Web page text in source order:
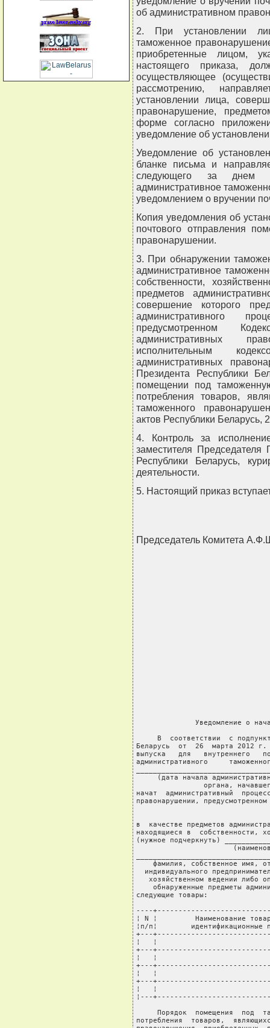
об административном
2. При установлении
таможенное
приобретенные лицом,
настоящего приказа,
осуществляющее
рассмотрению,
установлении лица,
правонарушение,
форме согласно
уведомление об
Уведомление об
бланке письма и
следующего за днем
административное
уведомлением о вручении
Копия уведомления об
почтового отправления
правонарушении.
3. При обнаружении
административное
собственности,
предметов
совершение которого
административного
предусмотренном
административных
исполнительным
административных
Президента Республики
помещении под
потребления товаров,
таможенного
актов Республики Беларусь,
4. Контроль за
заместителя Председателя
Республики Беларусь,
деятельности.
5. Настоящий приказ
Председатель Комитета
Уведомление о
В  соответствии  с
Беларусь  от  26  марта 2012 г.
выпуска   для   внутреннего
административного
(дата начала
органа,
начат  административный
правонарушении, предусмотренном
в  качестве предметов
находящиеся в  собственности,
(нужное подчеркнуть)
фамилия, собственное имя,
индивидуального
хозяйственном ведении либо
обнаруженные предметы
следующие товары:
----
¦ N ¦         Наименование
¦п/п¦
+---
¦   ¦
+---
¦   ¦
+---
¦   ¦
+---
¦   ¦
¦---
Порядок  помещения  под
потребления  товаров,